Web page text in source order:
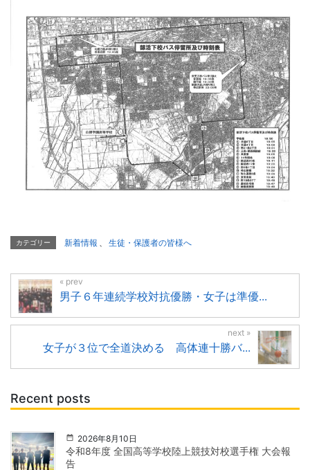
カテゴリー 新着情報 生徒・保護者の皆様へ
男子６年連続学校対抗優勝・女子は準優...
女子が３位で全道決める 高体連十勝バ...
Recent posts
2026年8月10日
令和8年度 全国高等学校陸上競技対校選手権 大会報
告